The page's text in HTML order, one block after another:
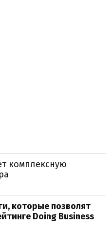
комплексную
которые позволят
Doing Business